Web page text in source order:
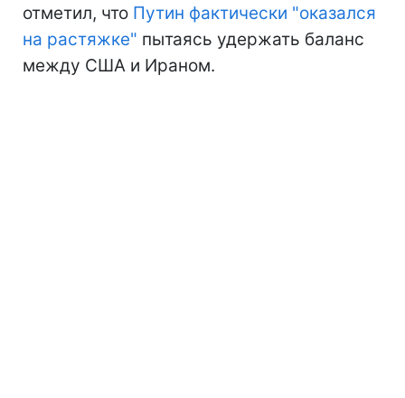
отметил, что Путин фактически "оказался
на растяжке" пытаясь удержать баланс
между США и Ираном.